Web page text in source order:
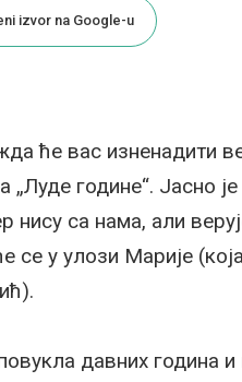
izvor na Google-u
ће вас изненадити
„Луде године“. Јасно
нису са нама, али
у улози Марије
давних година